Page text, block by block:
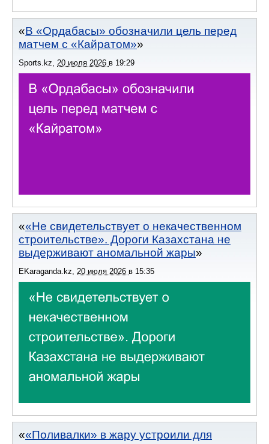
В «Ордабасы» обозначили цель перед
матчем с «Кайратом»
Sports.kz, 20 июля 2026 в 19:29
«Не свидетельствует о некачественном
строительстве». Дороги Казахстана не
выдерживают аномальной жары
EKaraganda.kz, 20 июля 2026 в 15:35
«Поливалки» в жару устроили для